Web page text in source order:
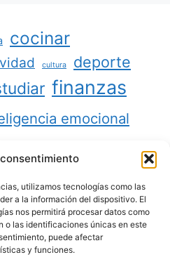
utilizamos tecnologías como las
a la información del dispositivo. El
nos permitirá procesar datos como
o las identificaciones únicas en este
puede afectar
y funciones.
cocinar
cultura deporte
finanzas
emocional
niños
productividad
sociales salud